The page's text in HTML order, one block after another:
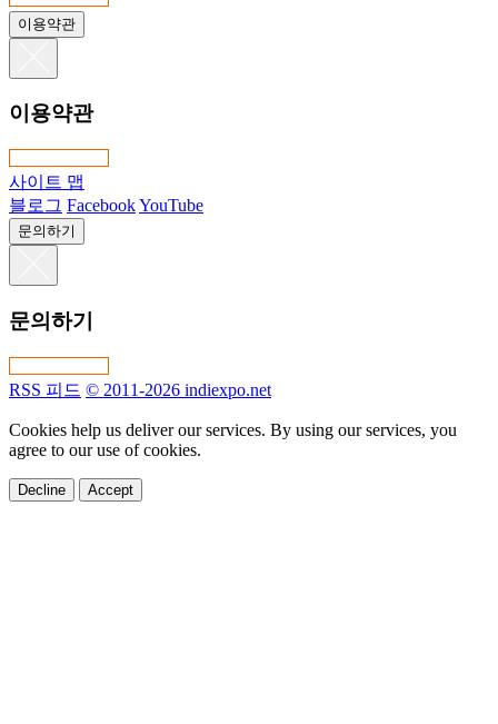
이용약관
이용약관
사이트 맵
블로그 FacebookYouTube
문의하기
문의하기
RSS 피드 © 2011-2026 indiexpo.net
Cookies help us deliver our services. By using our services, you
agree to our use of cookies.
Decline Accept